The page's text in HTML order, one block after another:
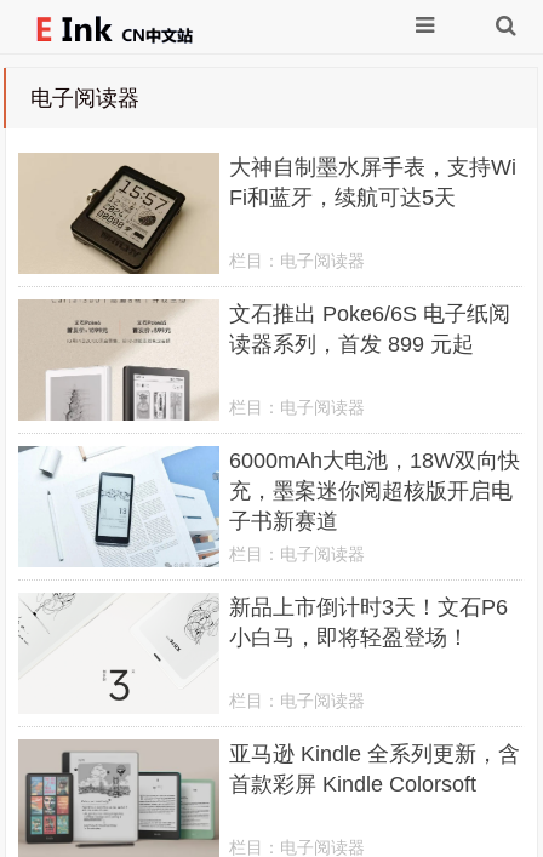
电子阅读器
大神自制墨水屏手表，支持Wi
Fi和蓝牙，续航可达5天
栏目： 电子阅读器
文石推出 Poke6/6S 电子纸阅
读器系列，首发 899 元起
栏目： 电子阅读器
6000mAh大电池，18W双向快
充，墨案迷你阅超核版开启电
子书新赛道
栏目： 电子阅读器
​新品上市倒计时3天！文石P6
小白马，即将轻盈登场！
栏目： 电子阅读器
亚马逊 Kindle 全系列更新，含
首款彩屏 Kindle Colorsoft
栏目： 电子阅读器